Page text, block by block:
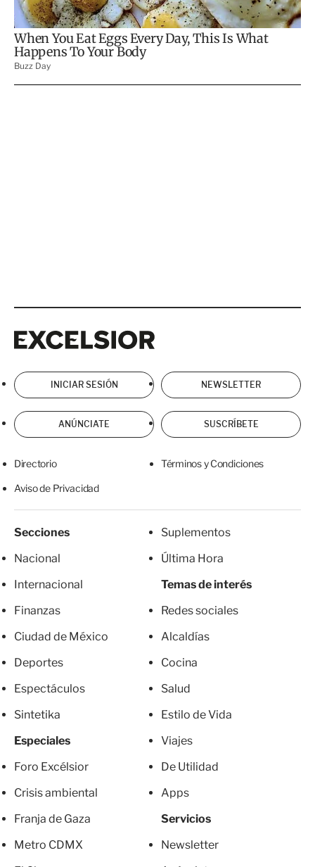
INICIAR SESIÓN NEWSLETTER
ANÚNCIATE SUSCRÍBETE
Directorio Términos y Condiciones
Aviso de Privacidad
Secciones
Nacional
Internacional
Finanzas
Ciudad de México
Deportes
Espectáculos
Sintetika
Especiales
Foro Excélsior
Crisis ambiental
Franja de Gaza
Metro CDMX
Suplementos
Última Hora
Temas de interés
Redes sociales
Alcaldías
Cocina
Salud
Estilo de Vida
Viajes
De Utilidad
Apps
Servicios
Newsletter